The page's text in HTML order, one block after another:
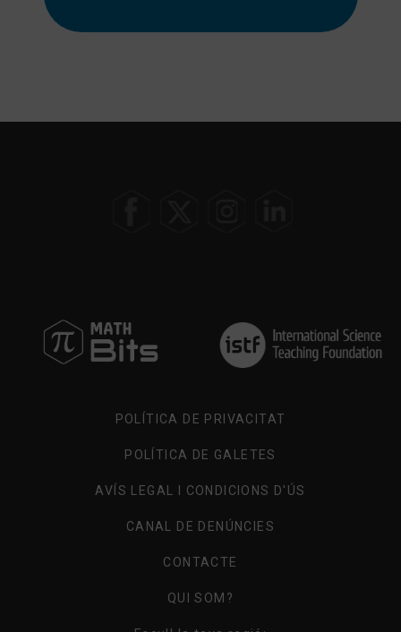
POLÍTICA DE PRIVACITAT
POLÍTICA DE GALETES
AVÍS LEGAL I CONDICIONS D'ÚS
CANAL DE DENÚNCIES
CONTACTE
QUI SOM?